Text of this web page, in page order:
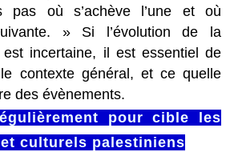
pas où s’achève l’une et où
» Si l’évolution de la
est incertaine, il est essentiel de
contexte général, et ce quelle
des évènements.
pour cible les
culturels palestiniens